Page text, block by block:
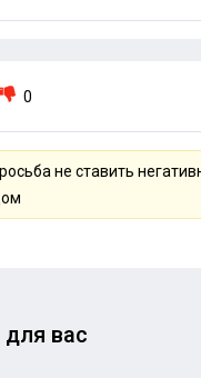
0
не ставить
вас